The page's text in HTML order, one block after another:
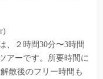
、２時間30分〜3時間
アーです。所要時間に
散後のフリー時間も